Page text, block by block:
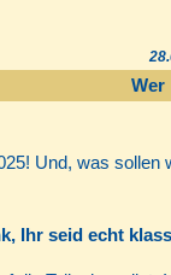
Wer
Und, was
Ihr seid echt